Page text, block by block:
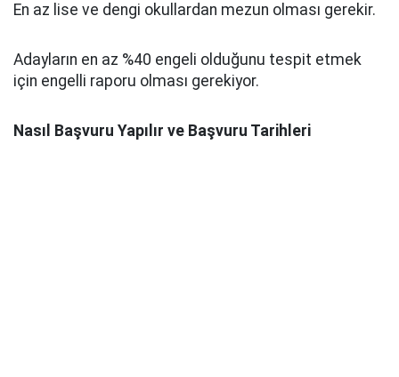
En az lise ve dengi okullardan mezun olması gerekir.
Adayların en az %40 engeli olduğunu tespit etmek
için engelli raporu olması gerekiyor.
Nasıl Başvuru Yapılır ve Başvuru Tarihleri